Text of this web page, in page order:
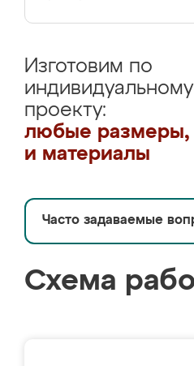
Изготовим по
индивидуальному
проекту:
любые размеры,
и материалы
Часто задаваемые
Схема